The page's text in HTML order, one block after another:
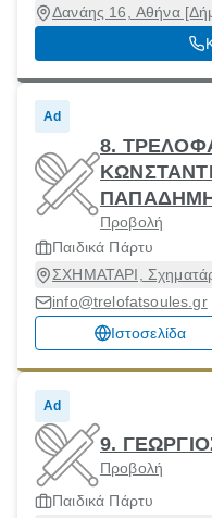
Δανάης 16, Αθήνα
Ad
8.
Προβολή
Παιδικά Πάρτυ
ΣΧΗΜΑΤΑΡΙ,
info@trelofatsoules.gr
Ιστοσελίδα
Ad
9.
Προβολή
Παιδικά Πάρτυ